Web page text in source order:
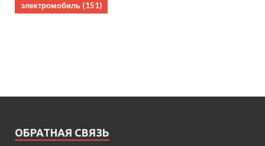
электромобиль (151)
ОБРАТНАЯ СВЯЗЬ